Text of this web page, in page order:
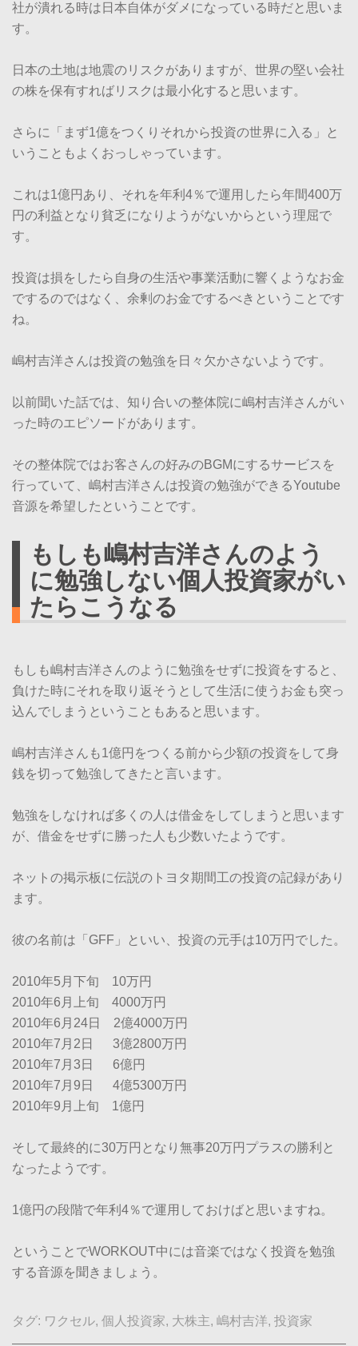
社が潰れる時は日本自体がダメになっている時だと思いま
す。
日本の土地は地震のリスクがありますが、世界の堅い会社
の株を保有すればリスクは最小化すると思います。
さらに「まず1億をつくりそれから投資の世界に入る」と
いうこともよくおっしゃっています。
これは1億円あり、それを年利4％で運用したら年間400万
円の利益となり貧乏になりようがないからという理屈で
す。
投資は損をしたら自身の生活や事業活動に響くようなお金
でするのではなく、余剰のお金でするべきということです
ね。
嶋村吉洋さんは投資の勉強を日々欠かさないようです。
以前聞いた話では、知り合いの整体院に嶋村吉洋さんがい
った時のエピソードがあります。
その整体院ではお客さんの好みのBGMにするサービスを
行っていて、嶋村吉洋さんは投資の勉強ができるYoutube
音源を希望したということです。
もしも嶋村吉洋さんのよう
に勉強しない個人投資家がい
たらこうなる
もしも嶋村吉洋さんのように勉強をせずに投資をすると、
負けた時にそれを取り返そうとして生活に使うお金も突っ
込んでしまうということもあると思います。
嶋村吉洋さんも1億円をつくる前から少額の投資をして身
銭を切って勉強してきたと言います。
勉強をしなければ多くの人は借金をしてしまうと思います
が、借金をせずに勝った人も少数いたようです。
ネットの掲示板に伝説のトヨタ期間工の投資の記録があり
ます。
彼の名前は「GFF」といい、投資の元手は10万円でした。
2010年5月下旬 10万円
2010年6月上旬 4000万円
2010年6月24日 2億4000万円
2010年7月2日 3億2800万円
2010年7月3日 6億円
2010年7月9日 4億5300万円
2010年9月上旬 1億円
そして最終的に30万円となり無事20万円プラスの勝利と
なったようです。
1億円の段階で年利4％で運用しておけばと思いますね。
ということでWORKOUT中には音楽ではなく投資を勉強
する音源を聞きましょう。
タグ: ワクセル, 個人投資家, 大株主, 嶋村吉洋, 投資家